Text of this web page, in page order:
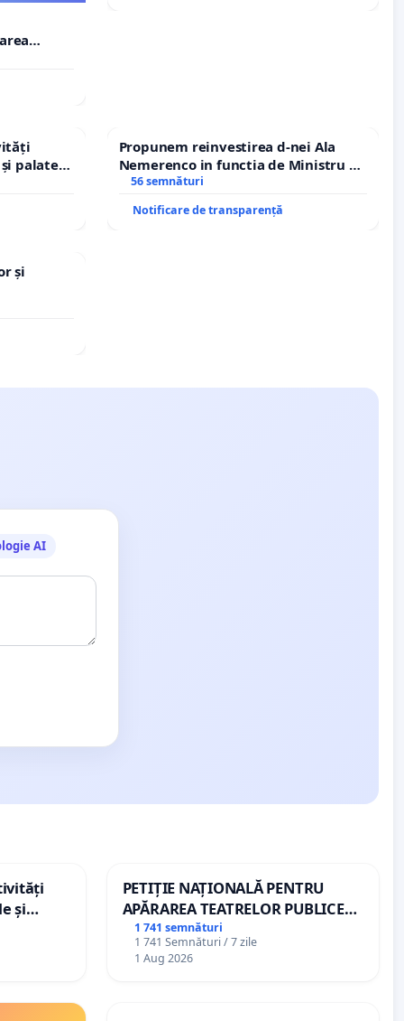
Ciprian
palatele
Propunem reinvestirea d-nei Ala
Nemerenco in functia de Ministru al
Sanatatii
56 semnături
Notificare de transparență
și
AI
și
PETIȚIE NAȚIONALĂ PENTRU
APĂRAREA TEATRELOR PUBLICE
DE REPERTORIU DIN ROMÂNIA
1 741 semnături
1 741 Semnături / 7 zile
1 Aug 2026